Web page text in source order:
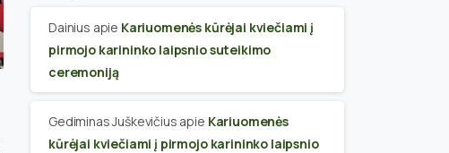
Dainius apie Kariuomenės kūrėjai kviečiami į
pirmojo karininko laipsnio suteikimo
ceremoniją
Gediminas Juškevičius apie Kariuomenės
kūrėjai kviečiami į pirmojo karininko laipsnio